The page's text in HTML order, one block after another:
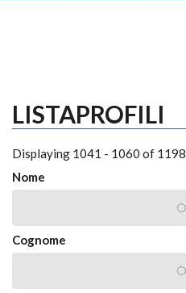
LISTAPROFILI
Displaying 1041 - 1060 of 1198
Nome
Cognome